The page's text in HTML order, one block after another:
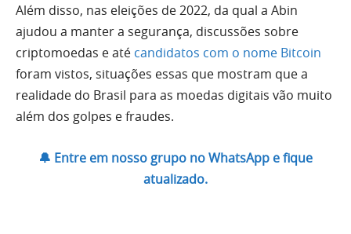
Além disso, nas eleições de 2022, da qual a Abin
ajudou a manter a segurança, discussões sobre
criptomoedas e até candidatos com o nome Bitcoin
foram vistos, situações essas que mostram que a
realidade do Brasil para as moedas digitais vão muito
além dos golpes e fraudes.
🔔 Entre em nosso grupo no WhatsApp e fique
atualizado.